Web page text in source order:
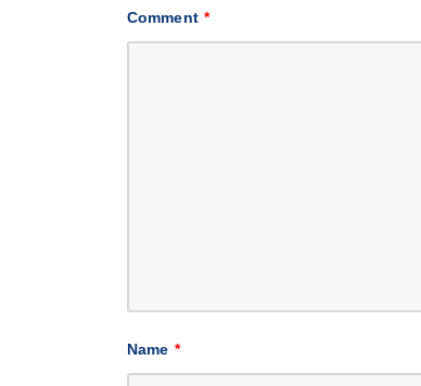
Comment *
Name *